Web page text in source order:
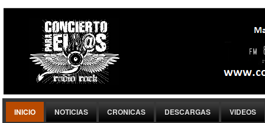
INICIO NOTICIAS CRONICAS DESCARGAS VIDEOS